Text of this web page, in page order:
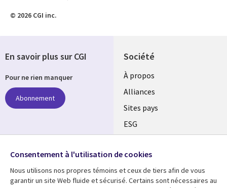
© 2026 CGI inc.
Société
À propos
Alliances
Sites pays
ESG
Fusions
Salle de presse
En savoir plus sur CGI
Pour ne rien manquer
Abonnement
Suivez-nous
Social
Media
Consentement à l'utilisation de cookies
Nous utilisons nos propres témoins et ceux de tiers afin de vous
garantir un site Web fluide et sécurisé. Certains sont nécessaires au